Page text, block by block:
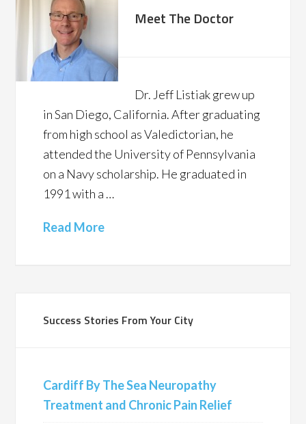
Meet The Doctor
Dr. Jeff Listiak grew up
in San Diego, California. After graduating
from high school as Valedictorian, he
attended the University of Pennsylvania
on a Navy scholarship. He graduated in
1991 with a …
Read More
Success Stories From Your City
Cardiff By The Sea Neuropathy
Treatment and Chronic Pain Relief